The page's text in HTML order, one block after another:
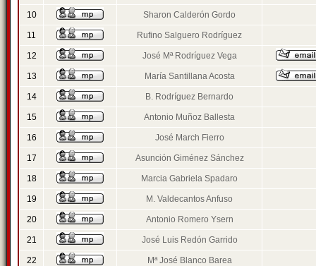
10 Sharon Calderón Gordo
11 Rufino Salguero Rodríguez
12 José Mª Rodríguez Vega
13 María Santillana Acosta
14 B. Rodríguez Bernardo
15 Antonio Muñoz Ballesta
16 José March Fierro
17 Asunción Giménez Sánchez
18 Marcia Gabriela Spadaro
19 M. Valdecantos Anfuso
20 Antonio Romero Ysern
21 José Luis Redón Garrido
22 Mª José Blanco Barea